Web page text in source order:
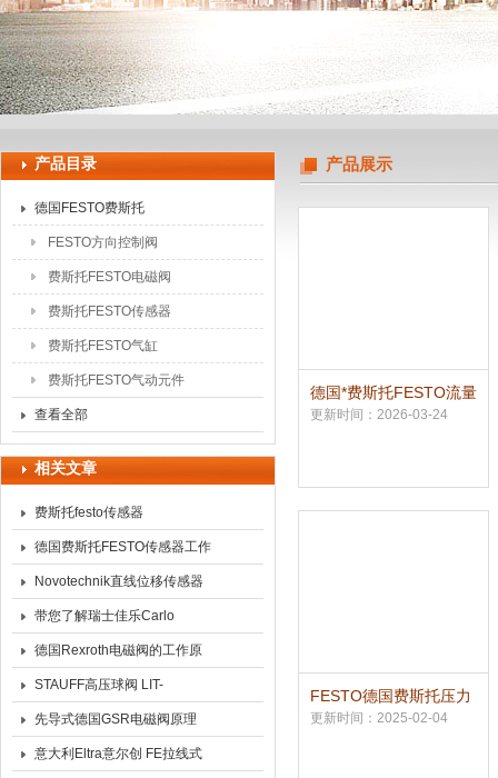
上海申思特自动化设备有限公司
产品目录
德国FESTO费斯托
FESTO方向控制阀
费斯托FESTO电磁阀
费斯托FESTO传感器
费斯托FESTO气缸
费斯托FESTO气动元件
查看全部
相关文章
费斯托festo传感器
德国费斯托FESTO传感器工作
原理
Novotechnik直线位移传感器
的原理组成及在注塑机上的应
用
带您了解瑞士佳乐Carlo
gavazzi全系列产品资讯
德国Rexroth电磁阀的工作原
理及故障排除分享
STAUFF高压球阀 LIT-
30271A-20A现货
先导式德国GSR电磁阀原理
意大利Eltra意尔创 FE拉线式
产品展示
德国*费斯托FESTO流量
传感器
更新时间：2026-03-24
FESTO德国费斯托压力
传感器SDE1系列
更新时间：2025-02-04